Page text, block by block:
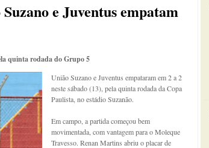
e Juventus empatam
quinta rodada do Grupo 5
União Suzano e Juventus empataram em 2 a 2
neste sábado (13), pela quinta rodada da Copa
Paulista, no estádio Suzanão.
Em campo, a partida começou bem
movimentada, com vantagem para o Moleque
Travesso. Renan Martins abriu o placar de